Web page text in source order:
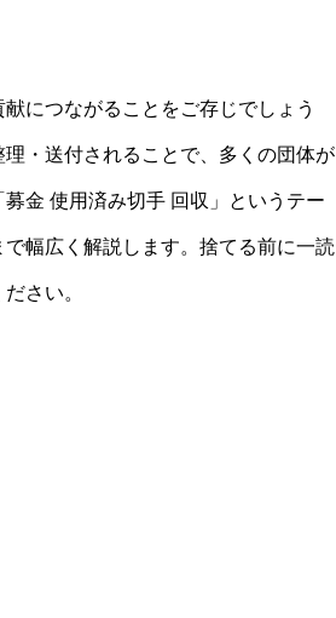
につながることをご存じでしょう
・送付されることで、多くの団体が
金 使用済み切手 回収」というテー
幅広く解説します。捨てる前に一読
さい。